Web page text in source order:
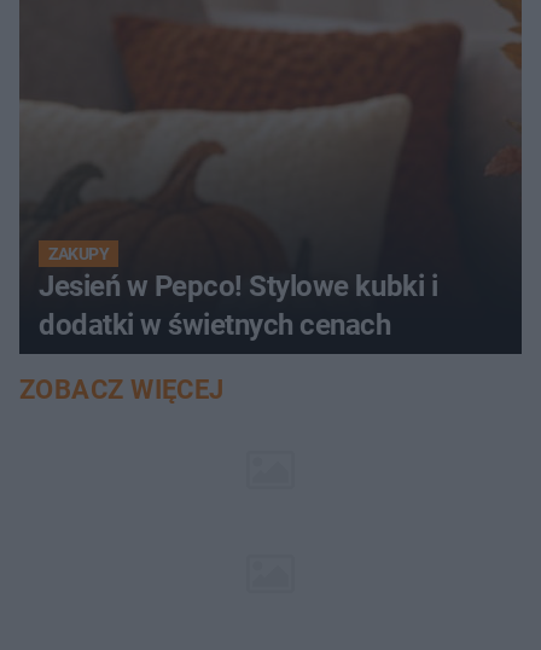
ZAKUPY
Jesień w Pepco! Stylowe kubki i
dodatki w świetnych cenach
ZOBACZ WIĘCEJ